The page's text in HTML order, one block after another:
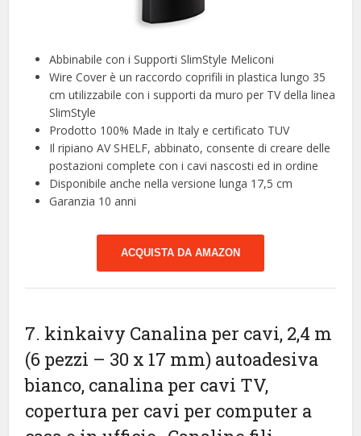
Abbinabile con i Supporti SlimStyle Meliconi
Wire Cover è un raccordo coprifili in plastica lungo 35
cm utilizzabile con i supporti da muro per TV della linea
SlimStyle
Prodotto 100% Made in Italy e certificato TUV
Il ripiano AV SHELF, abbinato, consente di creare delle
postazioni complete con i cavi nascosti ed in ordine
Disponibile anche nella versione lunga 17,5 cm
Garanzia 10 anni
ACQUISTA DA AMAZON
7. kinkaivy Canalina per cavi, 2,4 m
(6 pezzi – 30 x 17 mm) autoadesiva
bianco, canalina per cavi TV,
copertura per cavi per computer a